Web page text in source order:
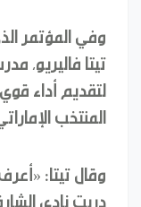
وفي المؤتمر
تيتا فاليريو،
لتقديم أداء
المنتخب
دربت نادي